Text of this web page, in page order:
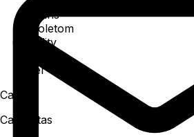
Jeans
Moletom
Utility
Ver todos
Camisa
Camisetas